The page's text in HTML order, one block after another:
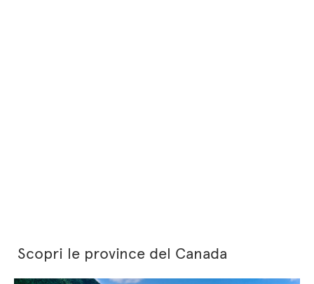
Scopri le province del Canada